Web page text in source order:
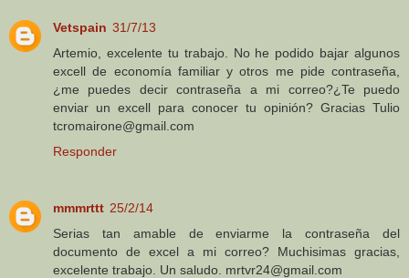
Vetspain 31/7/13
Artemio, excelente tu trabajo. No he podido bajar algunos
excell de economía familiar y otros me pide contraseña,
¿me puedes decir contraseña a mi correo?¿Te puedo
enviar un excell para conocer tu opinión? Gracias Tulio
tcromairone@gmail.com
Responder
mmmrttt 25/2/14
Serias tan amable de enviarme la contraseña del
documento de excel a mi correo? Muchisimas gracias,
excelente trabajo. Un saludo. mrtvr24@gmail.com